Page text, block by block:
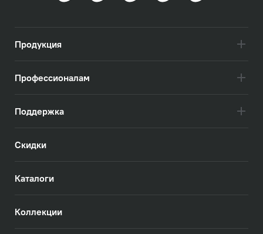
Продукция
Профессионалам
Поддержка
Скидки
Каталоги
Коллекции